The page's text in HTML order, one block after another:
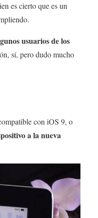
es cierto que es un
usuarios de los
sí, pero dudo mucho
con iOS 9, o
a la nueva